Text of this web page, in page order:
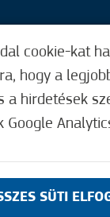
MŰKÖDIK
cookie-kat
hogy a
a hirdetések
Google
SÜTI